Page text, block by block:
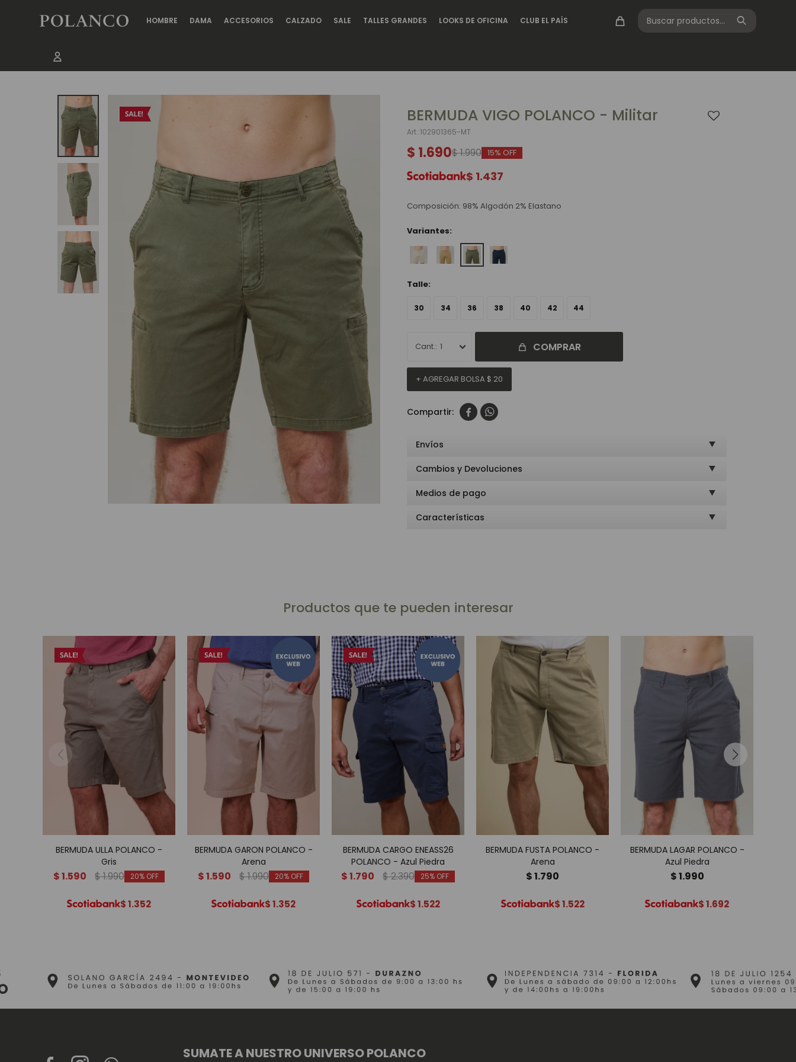
HOMBRE DAMA ACCESORIOS CALZADO SALE TALLES GRANDES LOOKS DE OFICINA CLUB EL PAÍS
BERMUDA VIGO POLANCO - Militar
102901365-MT
$ 1.690$1.990 15
$ 1.437
Composición: 98% Algodón 2% Elastano
Variantes:
Talle:
30 34 36 38 40 42 44
1 COMPRAR
+ AGREGAR BOLSA $ 20
 
Envíos
Cambios y Devoluciones
Medios de pago
Características
Productos que te pueden interesar
BERMUDA ULLA POLANCO -
Gris
$1.590 $1.990 20
$1.352
BERMUDA GARON POLANCO -
Arena
$1.590 $1.990 20
$1.352
BERMUDA CARGO ENEASS26
POLANCO - Azul Piedra
$1.790 $2.390 25
$1.522
BERMUDA FUSTA POLANCO -
Arena
$1.790
$1.522
BERMUDA LAGAR POLANCO -
Azul Piedra
$1.990
$1.692
SUMATE A NUESTRO UNIVERSO POLANCO